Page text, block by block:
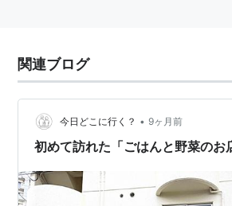
関連ブログ
今日どこに行く？ • 9ヶ月前
初めて訪れた「ごはんと野菜のお